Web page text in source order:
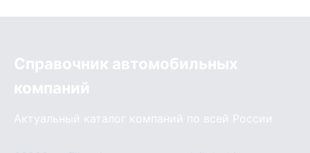
Справочник автомобильных
компаний
Актуальный каталог компаний по всей России